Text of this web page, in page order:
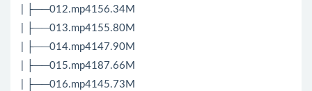
| ├──012.mp4156.34M
| ├──013.mp4155.80M
| ├──014.mp4147.90M
| ├──015.mp4187.66M
| ├──016.mp4145.73M